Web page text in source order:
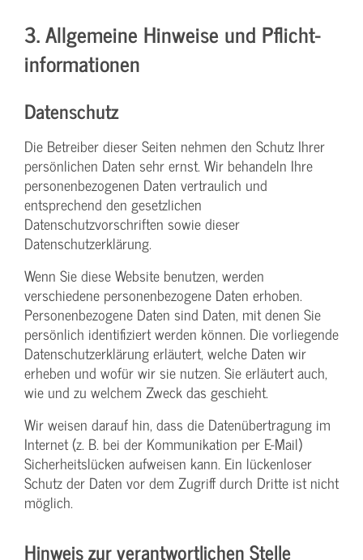
3. Allgemeine Hinweise und Pflicht­
informationen
Datenschutz
Die Betreiber dieser Seiten nehmen den Schutz Ihrer
persönlichen Daten sehr ernst. Wir behandeln Ihre
personenbezogenen Daten vertraulich und
entsprechend den gesetzlichen
Datenschutzvorschriften sowie dieser
Datenschutzerklärung.
Wenn Sie diese Website benutzen, werden
verschiedene personenbezogene Daten erhoben.
Personenbezogene Daten sind Daten, mit denen Sie
persönlich identifiziert werden können. Die vorliegende
Datenschutzerklärung erläutert, welche Daten wir
erheben und wofür wir sie nutzen. Sie erläutert auch,
wie und zu welchem Zweck das geschieht.
Wir weisen darauf hin, dass die Datenübertragung im
Internet (z. B. bei der Kommunikation per E-Mail)
Sicherheitslücken aufweisen kann. Ein lückenloser
Schutz der Daten vor dem Zugriff durch Dritte ist nicht
möglich.
Hinweis zur verantwortlichen Stelle